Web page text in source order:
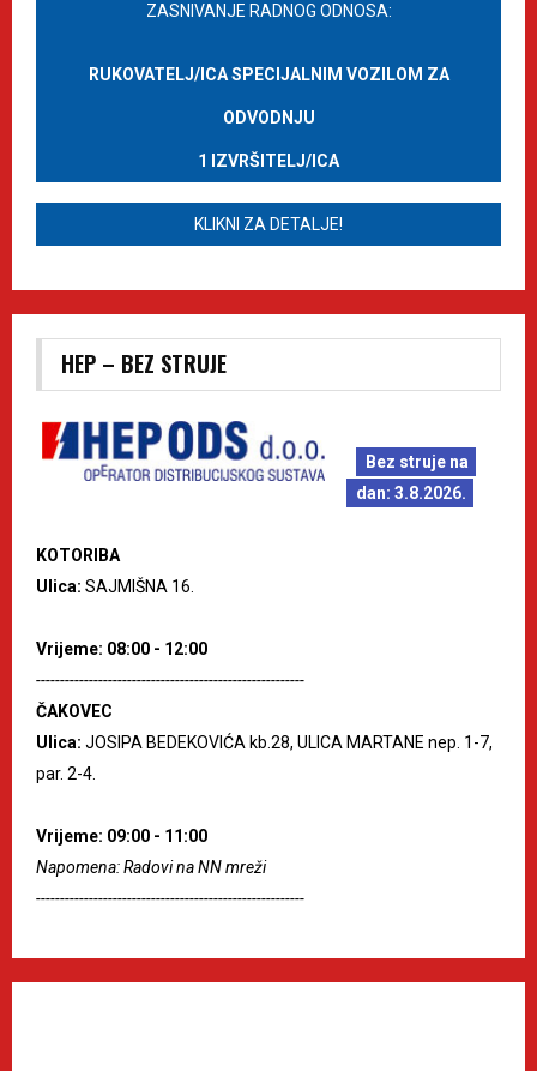
ZASNIVANJE RADNOG ODNOSA:
RUKOVATELJ/ICA SPECIJALNIM VOZILOM ZA
ODVODNJU
1 IZVRŠITELJ/ICA
KLIKNI ZA DETALJE!
HEP – BEZ STRUJE
Bez struje na
dan: 3.8.2026.
KOTORIBA
Ulica: SAJMIŠNA 16.
Vrijeme: 08:00 - 12:00
--------------------------------------------------------
ČAKOVEC
Ulica: JOSIPA BEDEKOVIĆA kb.28, ULICA MARTANE nep. 1-7,
par. 2-4.
Vrijeme: 09:00 - 11:00
Napomena: Radovi na NN mreži
--------------------------------------------------------